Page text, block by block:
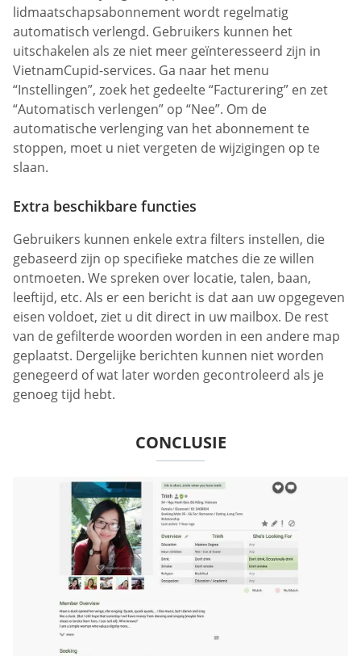
lidmaatschapsabonnement wordt regelmatig
automatisch verlengd. Gebruikers kunnen het
uitschakelen als ze niet meer geïnteresseerd zijn in
VietnamCupid-services. Ga naar het menu
“Instellingen”, zoek het gedeelte “Facturering” en zet
“Automatisch verlengen” op “Nee”. Om de
automatische verlenging van het abonnement te
stoppen, moet u niet vergeten de wijzigingen op te
slaan.
Extra beschikbare functies
Gebruikers kunnen enkele extra filters instellen, die
gebaseerd zijn op specifieke matches die ze willen
ontmoeten. We spreken over locatie, talen, baan,
leeftijd, etc. Als er een bericht is dat aan uw opgegeven
eisen voldoet, ziet u dit direct in uw mailbox. De rest
van de gefilterde woorden worden in een andere map
geplaatst. Dergelijke berichten kunnen niet worden
genegeerd of wat later worden gecontroleerd als je
genoeg tijd hebt.
CONCLUSIE